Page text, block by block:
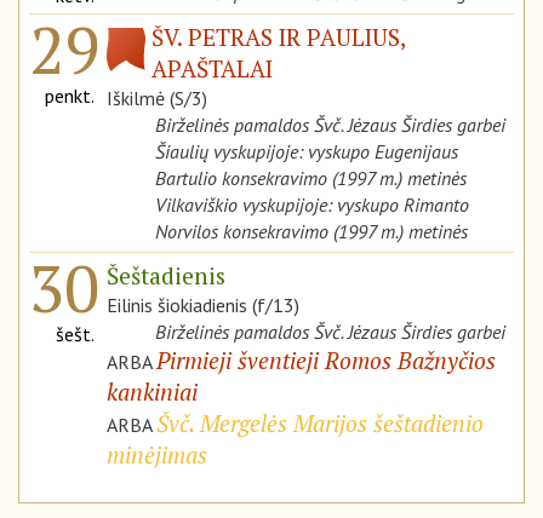
29
penkt.
ŠV. PETRAS IR PAULIUS,
APAŠTALAI
Iškilmė (S/3)
Birželinės pamaldos Švč. Jėzaus Širdies garbei
Šiaulių vyskupijoje: vyskupo Eugenijaus
Bartulio konsekravimo (1997 m.) metinės
Vilkaviškio vyskupijoje: vyskupo Rimanto
Norvilos konsekravimo (1997 m.) metinės
30
šešt.
Šeštadienis
Eilinis šiokiadienis (f/13)
Birželinės pamaldos Švč. Jėzaus Širdies garbei
ARBAPirmieji šventieji Romos Bažnyčios
kankiniai
ARBAŠvč. Mergelės Marijos šeštadienio
minėjimas